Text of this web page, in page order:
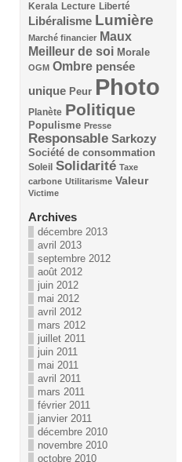
Kerala Lecture Liberté
Libéralisme Lumière
Marché financier Maux
Meilleur de soi Morale
OGM Ombre pensée
unique Peur Photo
Planète Politique
Populisme Presse
Responsable Sarkozy
Société de consommation
Soleil Solidarité Taxe
carbone Utilitarisme Valeur
Victime
Archives
décembre 2013
avril 2013
septembre 2012
août 2012
juin 2012
mai 2012
avril 2012
mars 2012
juillet 2011
juin 2011
mai 2011
avril 2011
mars 2011
février 2011
janvier 2011
décembre 2010
novembre 2010
octobre 2010